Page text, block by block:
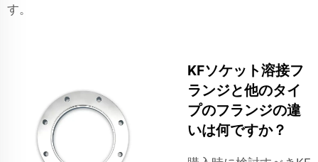
す。
KFソケット溶接フ
ランジと他のタイ
プのフランジの違
いは何ですか？